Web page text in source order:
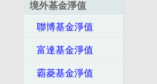
境外基金淨值
聯博基金淨值
富達基金淨值
霸菱基金淨值